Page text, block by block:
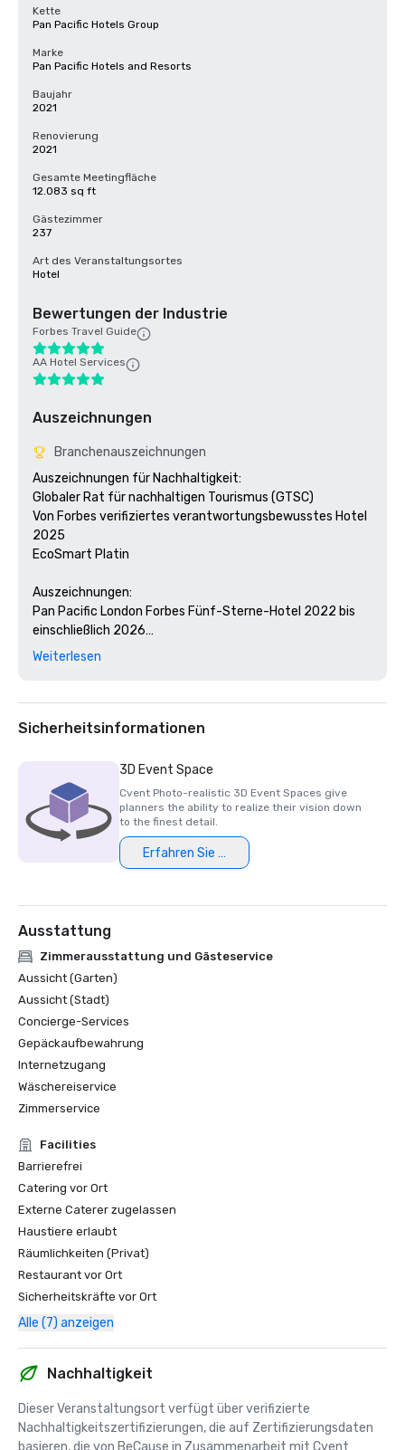
Kette
Pan Pacific Hotels Group
Marke
Pan Pacific Hotels and Resorts
Baujahr
2021
Renovierung
2021
Gesamte Meetingfläche
12.083 sq ft
Gästezimmer
237
Art des Veranstaltungsortes
Hotel
Bewertungen der Industrie
Forbes Travel Guide
AA Hotel Services
Auszeichnungen
Branchenauszeichnungen
Auszeichnungen für Nachhaltigkeit:
Globaler Rat für nachhaltigen Tourismus (GTSC)
Von Forbes verifiziertes verantwortungsbewusstes Hotel
2025
EcoSmart Platin
Auszeichnungen:
Pan Pacific London Forbes Fünf-Sterne-Hotel 2022 bis
einschließlich 2026
TripAdvisor Traveler's Choice Award 2025
AA Hospitality Awards — Auszeichnung für
Weiterlesen
Sicherheitsinformationen
3D Event Space
Cvent Photo-realistic 3D Event Spaces give
planners the ability to realize their vision down
to the finest detail.
Erfahren Sie mehr
Ausstattung
Zimmerausstattung und Gästeservice
Aussicht (Garten)
Aussicht (Stadt)
Concierge-Services
Gepäckaufbewahrung
Internetzugang
Wäschereiservice
Zimmerservice
Facilities
Barrierefrei
Catering vor Ort
Externe Caterer zugelassen
Haustiere erlaubt
Räumlichkeiten (Privat)
Restaurant vor Ort
Sicherheitskräfte vor Ort
Alle (7) anzeigen
Nachhaltigkeit
Dieser Veranstaltungsort verfügt über verifizierte
Nachhaltigkeitszertifizierungen, die auf Zertifizierungsdaten
basieren, die von BeCause in Zusammenarbeit mit Cvent